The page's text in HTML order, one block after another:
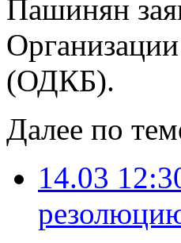
Пашинян
(ОДКБ).
Далее по
14.03